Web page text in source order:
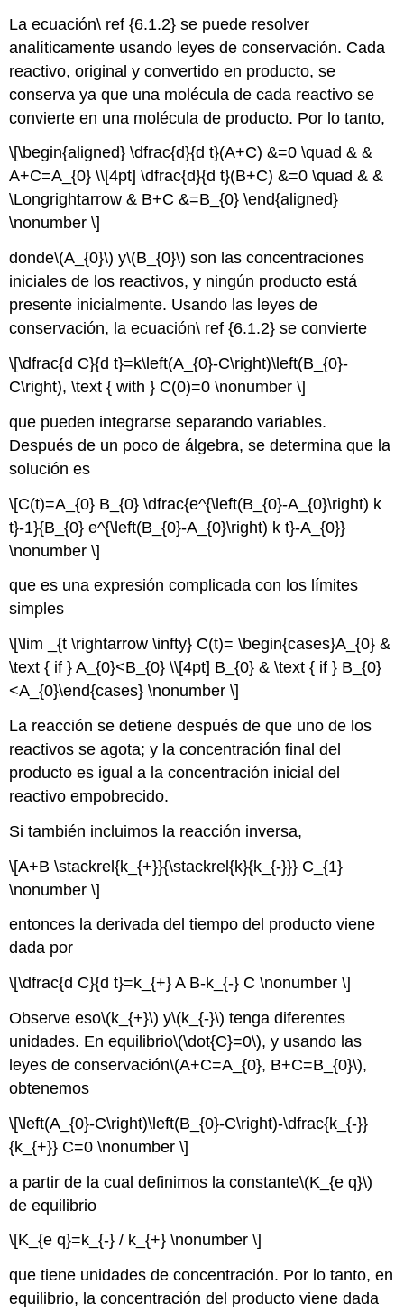
La ecuación\ ref {6.1.2} se puede resolver
analíticamente usando leyes de conservación. Cada
reactivo, original y convertido en producto, se
conserva ya que una molécula de cada reactivo se
convierte en una molécula de producto. Por lo tanto,
\[\begin{aligned} \dfrac{d}{d t}(A+C) &=0 \quad & &
A+C=A_{0} \\[4pt] \dfrac{d}{d t}(B+C) &=0 \quad & &
\Longrightarrow & B+C &=B_{0} \end{aligned}
\nonumber \]
donde\(A_{0}\) y\(B_{0}\) son las concentraciones
iniciales de los reactivos, y ningún producto está
presente inicialmente. Usando las leyes de
conservación, la ecuación\ ref {6.1.2} se convierte
\[\dfrac{d C}{d t}=k\left(A_{0}-C\right)\left(B_{0}-
C\right), \text { with } C(0)=0 \nonumber \]
que pueden integrarse separando variables.
Después de un poco de álgebra, se determina que la
solución es
\[C(t)=A_{0} B_{0} \dfrac{e^{\left(B_{0}-A_{0}\right) k
t}-1}{B_{0} e^{\left(B_{0}-A_{0}\right) k t}-A_{0}}
\nonumber \]
que es una expresión complicada con los límites
simples
\[\lim _{t \rightarrow \infty} C(t)= \begin{cases}A_{0} &
\text { if } A_{0}<B_{0} \\[4pt] B_{0} & \text { if } B_{0}
<A_{0}\end{cases} \nonumber \]
La reacción se detiene después de que uno de los
reactivos se agota; y la concentración final del
producto es igual a la concentración inicial del
reactivo empobrecido.
Si también incluimos la reacción inversa,
\[A+B \stackrel{k_{+}}{\stackrel{k}{k_{-}}} C_{1}
\nonumber \]
entonces la derivada del tiempo del producto viene
dada por
\[\dfrac{d C}{d t}=k_{+} A B-k_{-} C \nonumber \]
Observe eso\(k_{+}\) y\(k_{-}\) tenga diferentes
unidades. En equilibrio\(\dot{C}=0\), y usando las
leyes de conservación\(A+C=A_{0}, B+C=B_{0}\),
obtenemos
\[\left(A_{0}-C\right)\left(B_{0}-C\right)-\dfrac{k_{-}}
{k_{+}} C=0 \nonumber \]
a partir de la cual definimos la constante\(K_{e q}\)
de equilibrio
\[K_{e q}=k_{-} / k_{+} \nonumber \]
que tiene unidades de concentración. Por lo tanto, en
equilibrio, la concentración del producto viene dada